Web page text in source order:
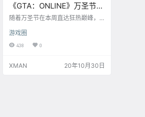
《GTA：ONLINE》万圣节活
动，激战外星人！
随着万圣节在本周直达狂热巅峰，G
有万圣节主题的载具、面具和更多
内容回归。详情请参阅下方，您也
有背包客在塔塔维昂山高地食用迷
游戏圈
438 0
XMAN 20年10月30日